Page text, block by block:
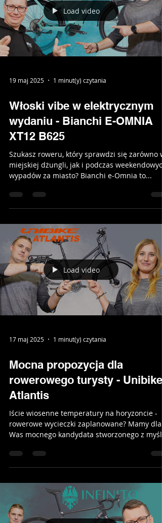
Load video
19 maj 2025 1 minut(y) czytania
Włoski vibe w elektrycznym
wydaniu - Bianchi E-OMNIA
XT12 B625
Szukasz roweru, który sprawdzi się zarówno w
miejskiej dżungli, jak i podczas weekendowych
wypadów za miasto? Bianchi e-Omnia to...
Load video
17 maj 2025 1 minut(y) czytania
Mocna propozycja dla
rowerowego turysty - Unibike
Atlantis
Iście wiosenne temperatury na horyzoncie -
rowerowe wycieczki zaplanowane? Mamy dla
Was mocnego kandydata stworzonego z myślą